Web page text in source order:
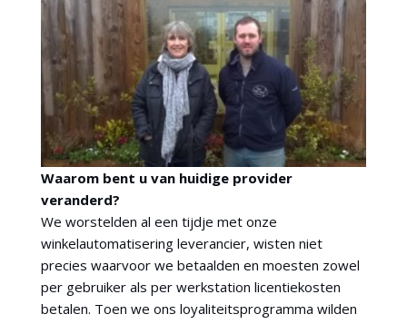
Waarom bent u van huidige provider
veranderd?
We worstelden al een tijdje met onze
winkelautomatisering leverancier, wisten niet
precies waarvoor we betaalden en moesten zowel
per gebruiker als per werkstation licentiekosten
betalen. Toen we ons loyaliteitsprogramma wilden